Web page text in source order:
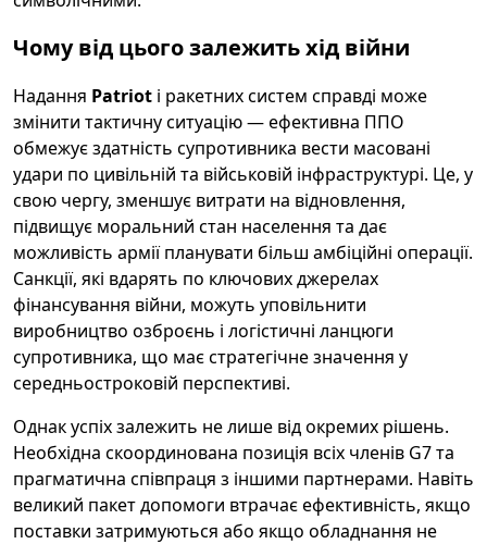
Чому від цього залежить хід війни
Надання Patriot і ракетних систем справді може
змінити тактичну ситуацію — ефективна ППО
обмежує здатність супротивника вести масовані
удари по цивільній та військовій інфраструктурі. Це, у
свою чергу, зменшує витрати на відновлення,
підвищує моральний стан населення та дає
можливість армії планувати більш амбіційні операції.
Санкції, які вдарять по ключових джерелах
фінансування війни, можуть уповільнити
виробництво озброєнь і логістичні ланцюги
супротивника, що має стратегічне значення у
середньостроковій перспективі.
Однак успіх залежить не лише від окремих рішень.
Необхідна скоординована позиція всіх членів G7 та
прагматична співпраця з іншими партнерами. Навіть
великий пакет допомоги втрачає ефективність, якщо
поставки затримуються або якщо обладнання не